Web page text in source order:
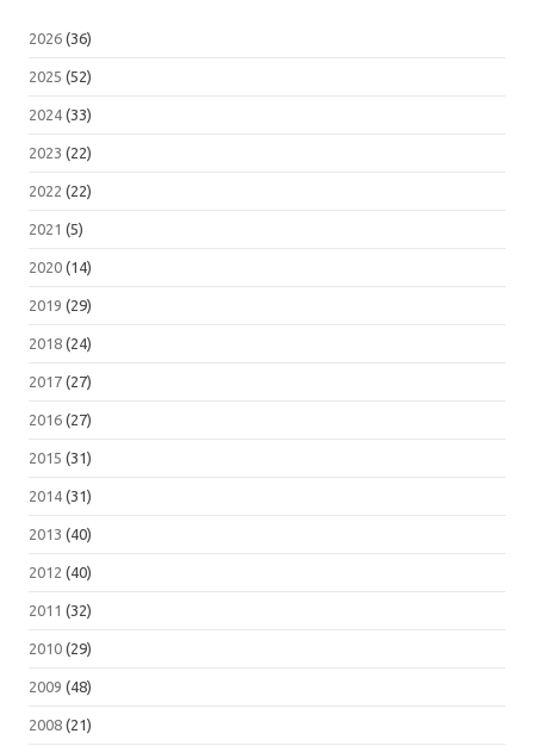
2026 (36)
2025 (52)
2024 (33)
2023 (22)
2022 (22)
2021 (5)
2020 (14)
2019 (29)
2018 (24)
2017 (27)
2016 (27)
2015 (31)
2014 (31)
2013 (40)
2012 (40)
2011 (32)
2010 (29)
2009 (48)
2008 (21)